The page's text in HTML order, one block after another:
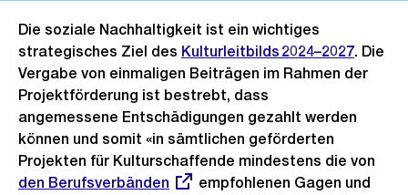
Die soziale Nachhaltigkeit ist ein wichtiges
strategisches Ziel des Kulturleitbilds 2024–2027. Die
Vergabe von einmaligen Beiträgen im Rahmen der
Projektförderung ist bestrebt, dass
angemessene Entschädigungen gezahlt werden
können und somit «in sämtlichen geförderten
Projekten für Kulturschaffende mindestens die von
den Berufsverbänden
empfohlenen Gagen und